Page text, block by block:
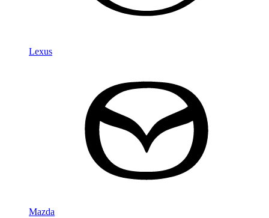
Lexus
Mazda